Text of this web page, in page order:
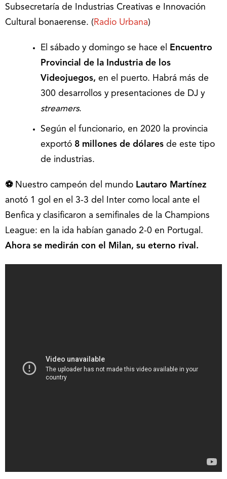
Subsecretaría de Industrias Creativas e Innovación
Cultural bonaerense. ( Radio Urbana)
El sábado y domingo se hace el
Encuentro
Provincial de la Industria de los
Videojuegos, en el puerto. Habrá más de
300 desarrollos y presentaciones de DJ y
streamers.
Según el funcionario, en 2020 la provincia
exportó 8 millones de dólares de este tipo
de industrias.
⚽ Nuestro campeón del mundo Lautaro Martínez
anotó 1 gol en el 3-3 del Inter como local ante el
Benfica y clasificaron a semifinales de la Champions
League: en la ida habían ganado 2-0 en Portugal.
Ahora se medirán con el Milan, su eterno rival.